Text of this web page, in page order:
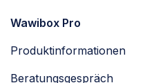
Wawibox Pro
Produktinformationen
Beratungsgespräch